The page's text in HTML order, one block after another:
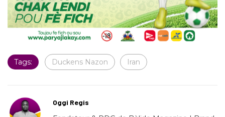
Tags: Duckens Nazon Iran
Oggi Regis